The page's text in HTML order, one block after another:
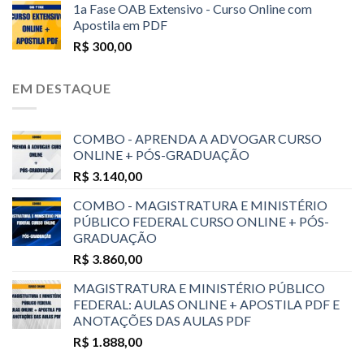
1a Fase OAB Extensivo - Curso Online com
Apostila em PDF
R$ 300,00
EM DESTAQUE
COMBO - APRENDA A ADVOGAR CURSO
ONLINE + PÓS-GRADUAÇÃO
R$ 3.140,00
COMBO - MAGISTRATURA E MINISTÉRIO
PÚBLICO FEDERAL CURSO ONLINE + PÓS-
GRADUAÇÃO
R$ 3.860,00
MAGISTRATURA E MINISTÉRIO PÚBLICO
FEDERAL: AULAS ONLINE + APOSTILA PDF E
ANOTAÇÕES DAS AULAS PDF
R$ 1.888,00